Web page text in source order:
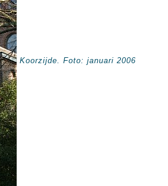
Koorzijde. Foto: januari 2006